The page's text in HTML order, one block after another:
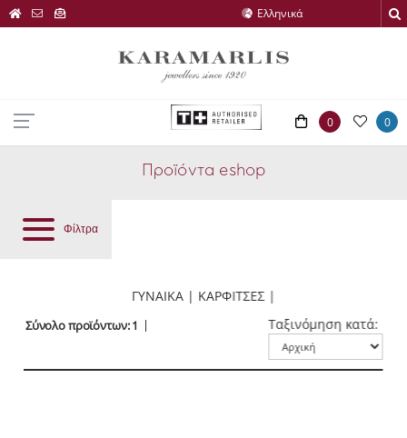
0 0
Προϊόντα eshop
Φίλτρα
ΓΥΝΑΙΚΑ | ΚΑΡΦΙΤΣΕΣ |
Σύνολο προϊόντων: 1 Ταξινόμηση κατά: